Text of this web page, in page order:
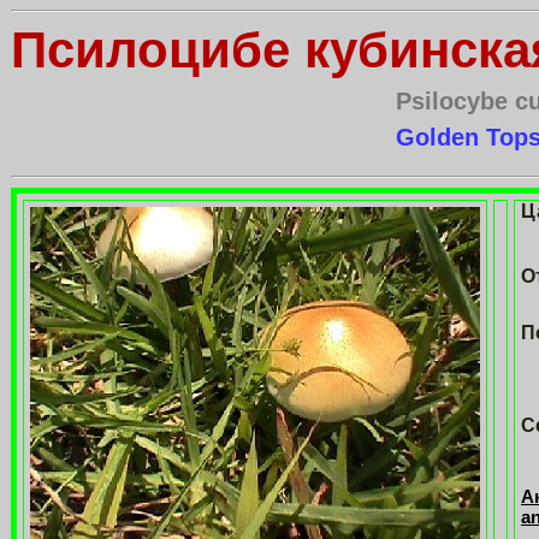
Псилоцибе
Psilocybe
Golden